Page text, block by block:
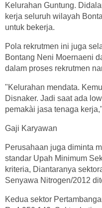
Kelurahan Guntung.
kerja seluruh wilayah
untuk bekerja.
Pola rekrutmen ini juga
Bontang Neni Moernaeni
dalam proses rekrutmen
"Kelurahan mendata.
Disnaker. Jadi saat ada
pemakài jasa tenaga
Gaji Karyawan
Perusahaan juga diminta
standar Upah Minimum
kriteria, Diantaranya
Senyawa Nitrogen/2012
Kedua sektor